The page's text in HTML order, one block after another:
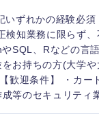
いずれかの経験必
検知業務に限らず
SQL、Rなどの言
お持ちの方(大学
歓迎条件】 ・カー
等のセキュリティ